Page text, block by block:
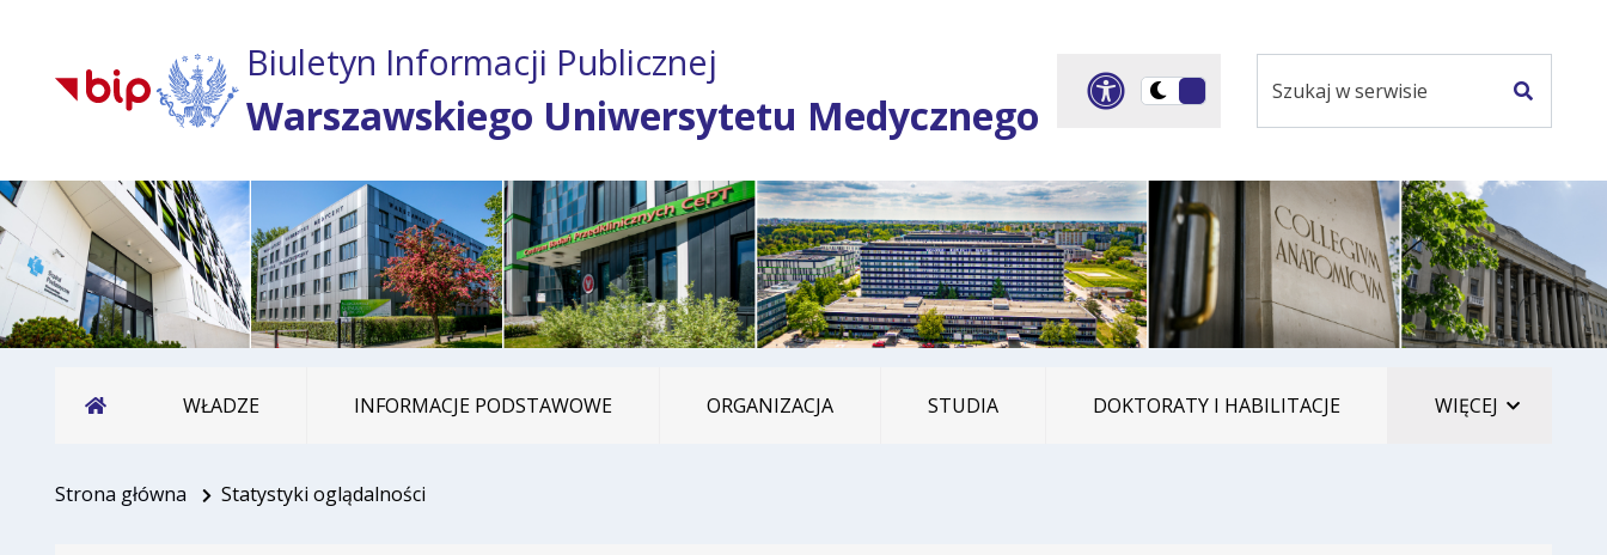
głównego menu
Biuletyn Informacji Publicznej
Warszawskiego Uniwersytetu Medycznego
Panel dostosowania
Przełącz
ciemną
serwisie
Strona główna
WŁADZE INFORMACJE PODSTAWOWE ORGANIZACJA STUDIA DOKTORATY I HABILITACJE WIĘCEJ
Strona główna Statystyki oglądalności